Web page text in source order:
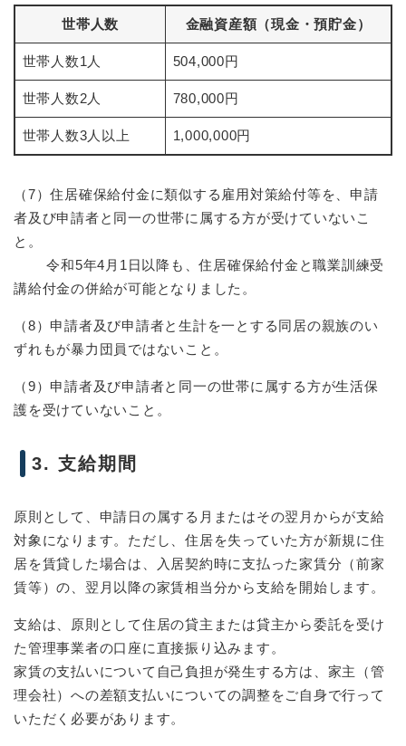
世帯人数 金融資産額（現金・預貯金）
世帯人数1人 504,000円
世帯人数2人 780,000円
世帯人数3人以上 1,000,000円
（7）住居確保給付金に類似する雇用対策給付等を、申請
者及び申請者と同一の世帯に属する方が受けていないこ
と。
令和5年4月1日以降も、住居確保給付金と職業訓練受
講給付金の併給が可能となりました。
（8）申請者及び申請者と生計を一とする同居の親族のい
ずれもが暴力団員ではないこと。
（9）申請者及び申請者と同一の世帯に属する方が生活保
護を受けていないこと。
3. 支給期間
原則として、申請日の属する月またはその翌月からが支給
対象になります。ただし、住居を失っていた方が新規に住
居を賃貸した場合は、入居契約時に支払った家賃分（前家
賃等）の、翌月以降の家賃相当分から支給を開始します。
支給は、原則として住居の貸主または貸主から委託を受け
た管理事業者の口座に直接振り込みます。
家賃の支払いについて自己負担が発生する方は、家主（管
理会社）への差額支払いについての調整をご自身で行って
いただく必要があります。